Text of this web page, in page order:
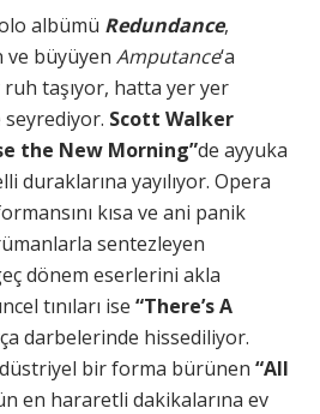
albümü Redundance,
ve büyüyen Amputance‘a
ruh taşıyor, hatta yer yer
seyrediyor. Scott Walker
the New Morning”de ayyuka
duraklarına yayılıyor. Opera
kısa ve ani panik
sentezleyen
dönem eserlerini akla
tınıları ise “There’s A
darbelerinde hissediliyor.
bir forma bürünen “All
en hararetli dakikalarına ev